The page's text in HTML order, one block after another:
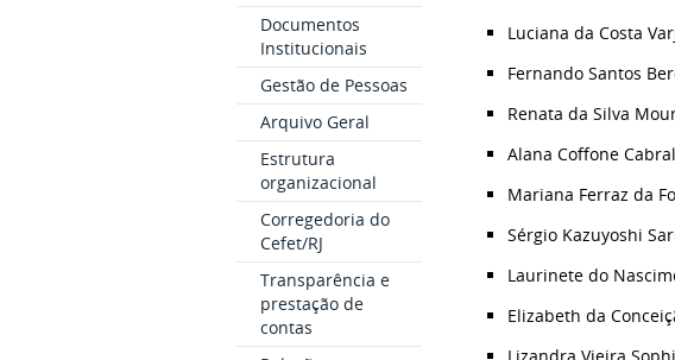
Documentos
Institucionais
Gestão de Pessoas
Arquivo Geral
Estrutura
organizacional
Corregedoria do
Cefet/RJ
Transparência e
prestação de
contas
Luciana da Costa
Fernando Santos
Renata da Silva
Alana Coffone
Mariana Ferraz da
Sérgio Kazuyoshi
Laurinete do
Elizabeth da